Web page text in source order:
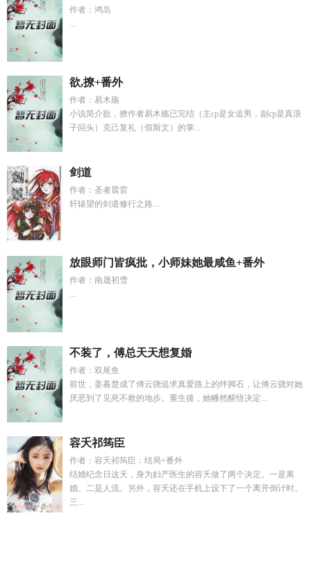
作者：鸿岛
...
欲,撩+番外
作者：易木殇
小说简介欲，撩作者易木殇已完结（主cp是女追男，副cp是真浪
子回头）克己复礼（假斯文）的掌...
剑道
作者：圣者晨雷
轩辕望的剑道修行之路...
放眼师门皆疯批，小师妹她最咸鱼+番外
作者：南晟初雪
...
不装了，傅总天天想复婚
作者：双尾鱼
前世，姜暮楚成了傅云骁追求真爱路上的绊脚石，让傅云骁对她
厌恶到了见死不救的地步。重生後，她幡然醒悟决定...
容夭祁筠臣
作者：容夭祁筠臣：结局+番外
结婚纪念日这天，身为妇产医生的容夭做了两个决定。一是离
婚。二是人流。另外，容夭还在手机上设下了一个离开倒计时。
三...